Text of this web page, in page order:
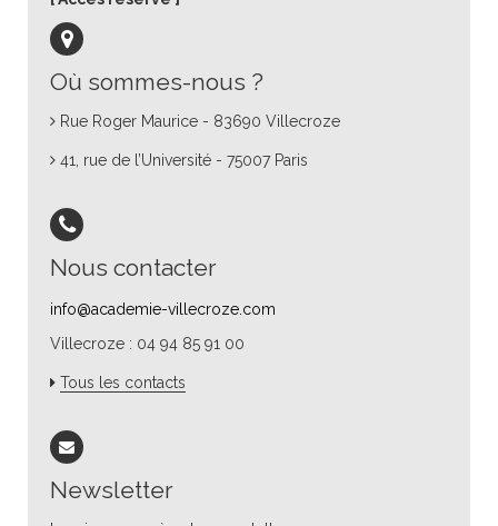
Où sommes-nous ?
Rue Roger Maurice - 83690 Villecroze
41, rue de l’Université - 75007 Paris
Nous contacter
info@academie-villecroze.com
Villecroze : 04 94 85 91 00
Tous les contacts
Newsletter